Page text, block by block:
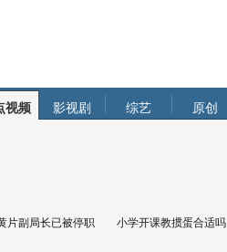
视频 影视剧 综艺 原创
片副局长已被停职 小学开课教掼蛋合适吗